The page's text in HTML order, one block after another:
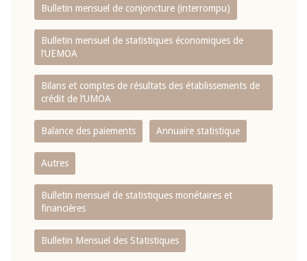
Bulletin mensuel de conjoncture (interrompu)
Bulletin mensuel de statistiques économiques de
l‘UEMOA
Bilans et comptes de résultats des établissements de
crédit de l‘UMOA
Balance des paiements Annuaire statistique
Autres
Bulletin mensuel de statistiques monétaires et
financières
Bulletin Mensuel des Statistiques